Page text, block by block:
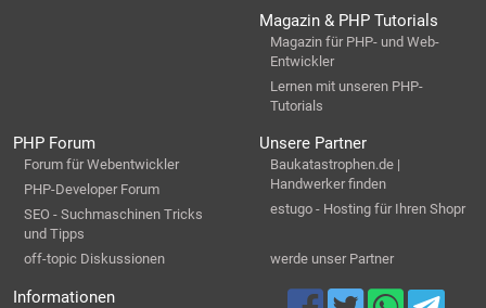
Magazin & PHP Tutorials
Magazin für PHP- und Web-
Entwickler
Lernen mit unseren PHP-
Tutorials
PHP Forum
Forum für Webentwickler
PHP-Developer Forum
SEO - Suchmaschinen Tricks
und Tipps
off-topic Diskussionen
Unsere Partner
Baukatastrophen.de |
Handwerker finden
estugo - Hosting für Ihren Shopr
werde unser Partner
Informationen